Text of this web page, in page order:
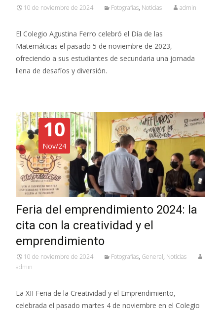
10 de noviembre de 2024 Fotografías, Noticias admin
El Colegio Agustina Ferro celebró el Día de las
Matemáticas el pasado 5 de noviembre de 2023,
ofreciendo a sus estudiantes de secundaria una jornada
llena de desafíos y diversión.
10
Nov/24
Feria del emprendimiento 2024: la
cita con la creatividad y el
emprendimiento
10 de noviembre de 2024 Fotografías, General, Noticias
admin
La XII Feria de la Creatividad y el Emprendimiento,
celebrada el pasado martes 4 de noviembre en el Colegio